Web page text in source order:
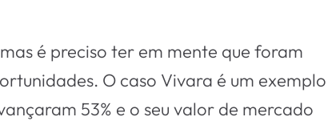
é preciso ter em mente que foram
O caso Vivara é um exemplo
53% e o seu valor de mercado